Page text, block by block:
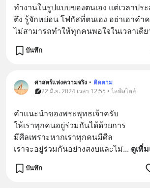
ทำงานในรูปแบบของตนเอง แต่เวลาปร
ตึง รู้จักหย่อน โฟกัสที่ตนเอง อย่าเอาคำ
ไม่สามารถทำให้ทุกคนพอใจในเวลาเดี
บันทึก
ศาสตร์แห่งความจริง • ติดตาม
22 มิ.ย. 2024 เวลา 12:55 • ไลฟ์สไตล์
คำแนะนำของพระพุทธเจ้าครับ
ให้เราทุกคนอยู่ร่วมกันได้ด้วยการ
มีศีลเพราะหากเราทุกคนมีศีล
เราจะอยู่ร่วมกันอย่างสงบและไม่... ดูเพิ่
บันทึก